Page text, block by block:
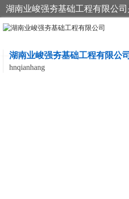
湖南业峻强夯基础工程有限公司
hnqianhang